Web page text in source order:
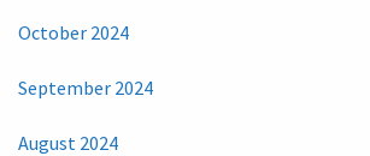
October 2024
September 2024
August 2024